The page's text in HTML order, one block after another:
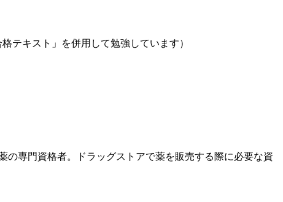
テキスト」を併用して勉強しています）
の専門資格者。ドラッグストアで薬を販売する際に必要な資